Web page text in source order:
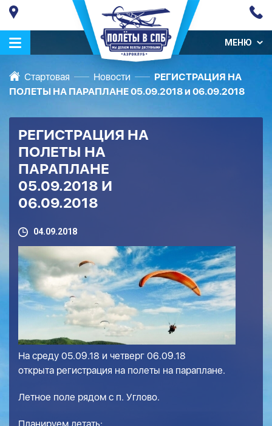
МЕНЮ
Стартовая Новости
РЕГИСТРАЦИЯ НА
ПОЛЕТЫ НА ПАРАПЛАНЕ 05.09.2018 и 06.09.2018
РЕГИСТРАЦИЯ НА
ПОЛЕТЫ НА
ПАРАПЛАНЕ
05.09.2018 И
06.09.2018
04.09.2018
На среду 05.09.18 и четверг 06.09.18
открыта регистрация на полеты на параплане.
Летное поле рядом с п. Углово.